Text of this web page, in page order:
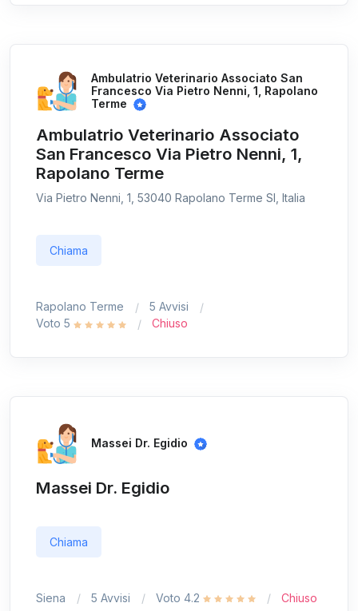
Ambulatrio Veterinario Associato San
Francesco Via Pietro Nenni, 1, Rapolano
Terme
Ambulatrio Veterinario Associato
San Francesco Via Pietro Nenni, 1,
Rapolano Terme
Via Pietro Nenni, 1, 53040 Rapolano Terme SI, Italia
Chiama
Rapolano Terme
5 Avvisi
Voto 5
Chiuso
Massei Dr. Egidio
Massei Dr. Egidio
Chiama
Siena 5 Avvisi Voto 4.2 Chiuso